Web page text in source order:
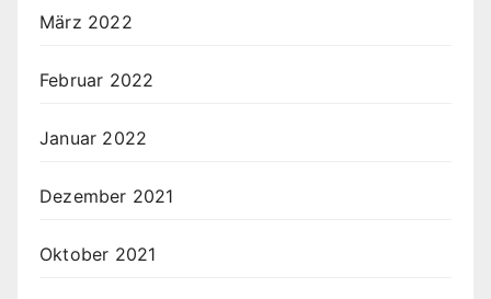
März 2022
Februar 2022
Januar 2022
Dezember 2021
Oktober 2021